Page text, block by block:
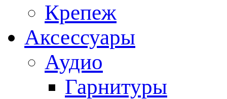
Крепеж
Аксессуары
Аудио
Гарнитуры